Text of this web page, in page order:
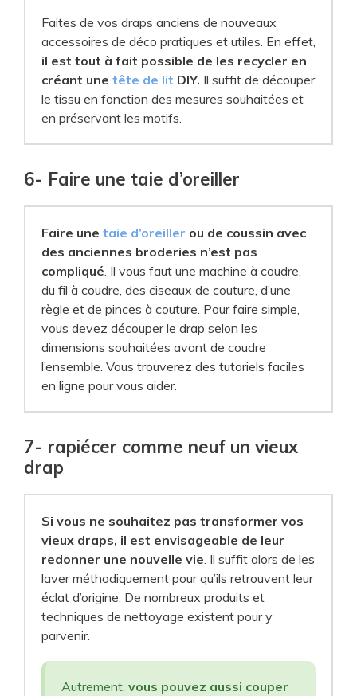
Faites de vos draps anciens de nouveaux
accessoires de déco pratiques et utiles. En effet,
il est tout à fait possible de les recycler en
créant une tête de lit DIY. Il suffit de découper
le tissu en fonction des mesures souhaitées et
en préservant les motifs.
6- Faire une taie d’oreiller
Faire une taie d’oreiller ou de coussin avec
des anciennes broderies n’est pas
compliqué. Il vous faut une machine à coudre,
du fil à coudre, des ciseaux de couture, d’une
règle et de pinces à couture. Pour faire simple,
vous devez découper le drap selon les
dimensions souhaitées avant de coudre
l’ensemble. Vous trouverez des tutoriels faciles
en ligne pour vous aider.
7- rapiécer comme neuf un vieux
drap
Si vous ne souhaitez pas transformer vos
vieux draps, il est envisageable de leur
redonner une nouvelle vie. Il suffit alors de les
laver méthodiquement pour qu’ils retrouvent leur
éclat d’origine. De nombreux produits et
techniques de nettoyage existent pour y
parvenir.
Autrement, vous pouvez aussi couper